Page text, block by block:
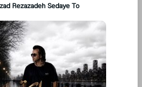
Rezazadeh Sedaye To